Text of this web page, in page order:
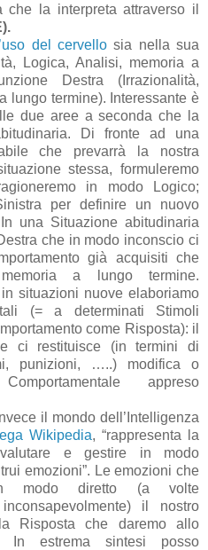
la interpreta attraverso il
l’uso del cervello sia nella sua
Logica, Analisi, memoria a
Destra (Irrazionalità,
lungo termine). Interessante è
due aree a seconda che la
Di fronte ad una
che prevarrà la nostra
stessa, formuleremo
in modo Logico;
per definire un nuovo
una Situazione abitudinaria
che in modo inconscio ci
già acquisiti che
a lungo termine.
situazioni nuove elaboriamo
(= a determinati Stimoli
come Risposta): il
ci restituisce (in termini di
punizioni, …..) modifica o
appreso
il mondo dell’Intelligenza
Wikipedia, “rappresenta la
e gestire in modo
emozioni”. Le emozioni che
modo diretto (a volte
il nostro
Risposta che daremo allo
In estrema sintesi posso